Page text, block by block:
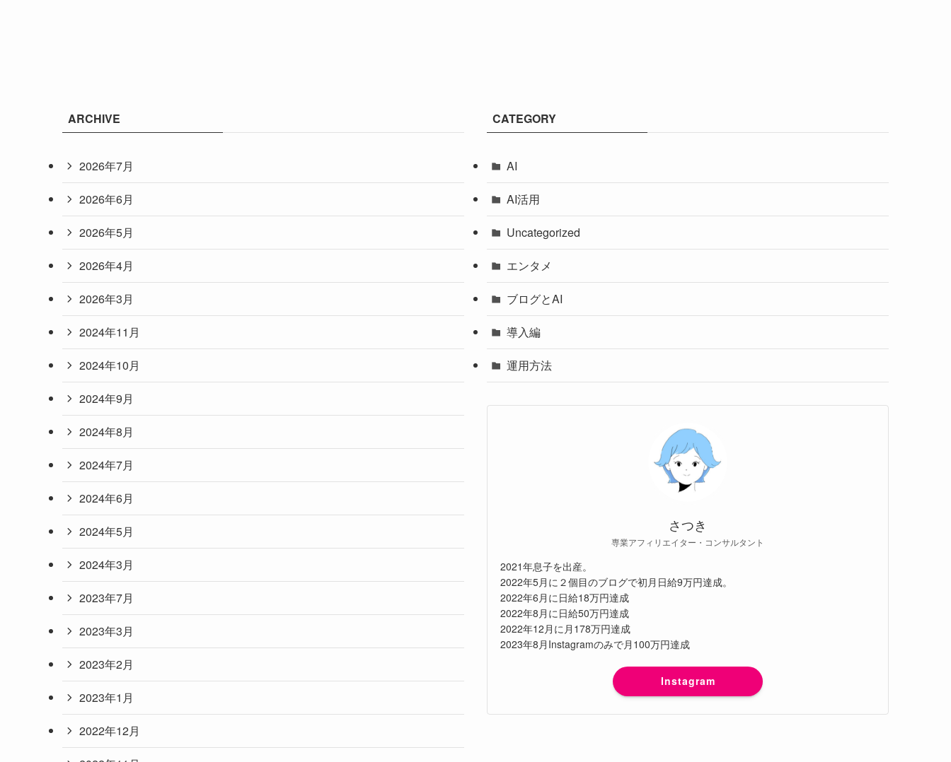
ARCHIVE
2026年7月
2026年6月
2026年5月
2026年4月
2026年3月
2024年11月
2024年10月
2024年9月
2024年8月
2024年7月
2024年6月
2024年5月
2024年3月
2023年7月
2023年3月
2023年2月
2023年1月
2022年12月
CATEGORY
AI
AI活用
Uncategorized
エンタメ
ブログとAI
導入編
運用方法
さつき
専業アフィリエイター・コンサルタント
2021年息子を出産。
2022年5月に２個目のブログで初月日給9万円達成。
2022年6月に日給18万円達成
2022年8月に日給50万円達成
2022年12月に月178万円達成
2023年8月Instagramのみで月100万円達成
Instagram